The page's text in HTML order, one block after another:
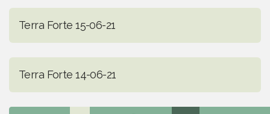
Terra Forte 15-06-21
Terra Forte 14-06-21